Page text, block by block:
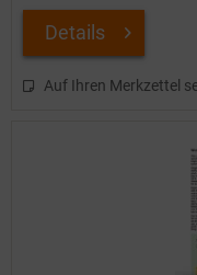
Details
Auf Ihren Merkzettel